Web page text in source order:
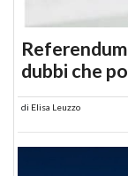
dubbi che
di Elisa Leuzzo